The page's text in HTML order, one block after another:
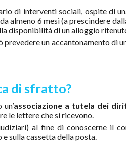
di interventi sociali, ospite di
almeno 6 mesi (a prescindere
disponibilità di un alloggio
un accantonamento di
di sfratto?
un’associazione a tutela dei
le lettere che si ricevono.
al fine di conoscerne il
sulla cassetta della posta.